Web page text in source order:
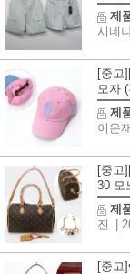
제
시네
[중
모자
제
이은재
[중
30 모
제
진
|
[중